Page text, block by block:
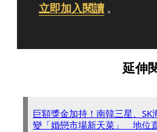
立即加入閱讀 。
延伸
巨額獎金加持！南韓三星、SK
變「婚戀市場新天菜」 地位